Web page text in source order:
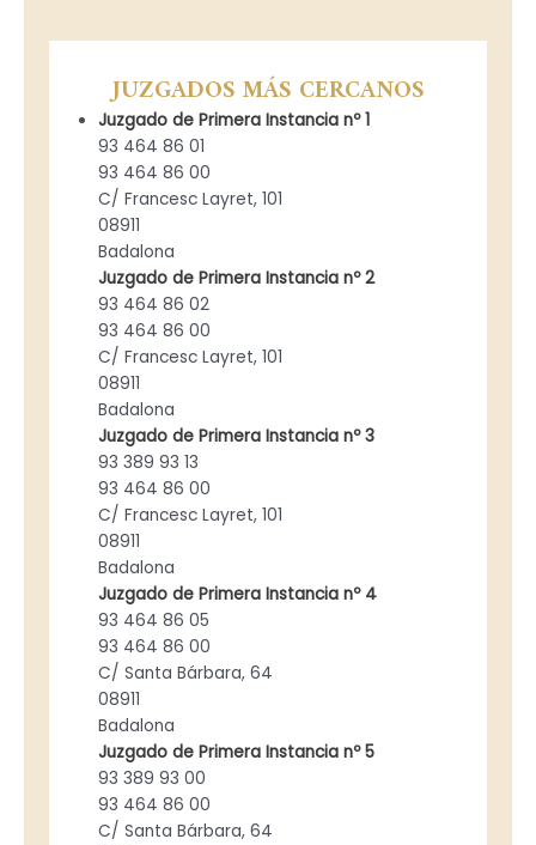
JUZGADOS MÁS CERCANOS
Juzgado de Primera Instancia nº 1
93 464 86 01
93 464 86 00
C/ Francesc Layret, 101
08911
Badalona
Juzgado de Primera Instancia nº 2
93 464 86 02
93 464 86 00
C/ Francesc Layret, 101
08911
Badalona
Juzgado de Primera Instancia nº 3
93 389 93 13
93 464 86 00
C/ Francesc Layret, 101
08911
Badalona
Juzgado de Primera Instancia nº 4
93 464 86 05
93 464 86 00
C/ Santa Bárbara, 64
08911
Badalona
Juzgado de Primera Instancia nº 5
93 389 93 00
93 464 86 00
C/ Santa Bárbara, 64